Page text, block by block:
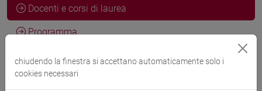
Docenti e corsi di laurea
Programma
Docenti
chiudendo la finestra si accettano automaticamente solo i
cookies necessari